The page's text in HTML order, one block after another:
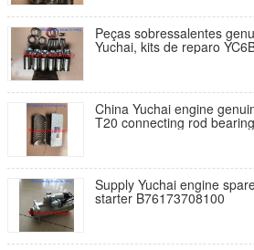
Peças sobressalentes
Yuchai, kits de reparo
cilindro, pistão, pino do
China Yuchai engine
T20 connecting rod
Supply Yuchai engine
starter B76173708100